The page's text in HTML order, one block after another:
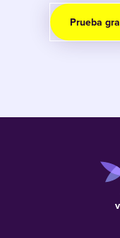
Prueba